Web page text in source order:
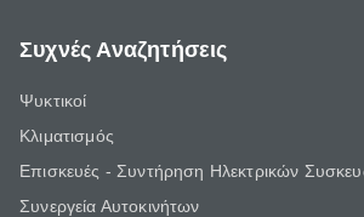
Συχνές Αναζητήσεις
Ψυκτικοί
Κλιματισμός
Επισκευές - Συντήρηση Ηλεκτρικών
Συνεργεία Αυτοκινήτων